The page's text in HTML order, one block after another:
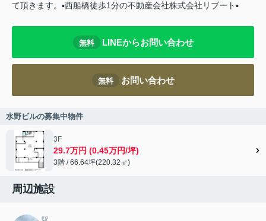
て頂きます。▪️西船橋徒歩1分の不動産会社株式会社リブート▪️
無料 LINEからお問い合わせ
無料 お問い合わせ
水野ビルの募集中物件
3F
29.7万円 (0.45万円/坪)
3階 / 66.64坪(220.32㎡)
周辺施設